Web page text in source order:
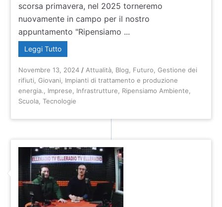
scorsa primavera, nel 2025 torneremo
nuovamente in campo per il nostro
appuntamento "Ripensiamo ...
Leggi Tutto
Novembre 13, 2024 / Attualità Blog Futuro ,Gestione dei
rifiuti ,Giovani
Impianti di trattamento e produzione
energia.
Imprese Infrastrutture Ripensiamo Ambiente
Scuola ,Tecnologie